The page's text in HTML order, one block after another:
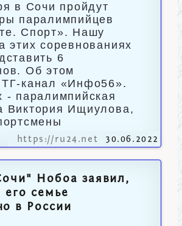
в Сочи пройдут
паралимпийцев
Спорт». Нашу
этих соревнованиях
6
Об этом
канал «Инфо56».
- паралимпийская
Виктория Ищиулова,
https://ru24.net 30.06.2022
Нобоа заявил,
его семье
в России